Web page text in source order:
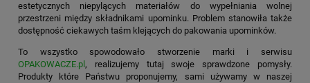
estetycznych niepylących materiałów do wypełniania wolnej
przestrzeni między składnikami upominku. Problem stanowiła także
dostępność ciekawych taśm klejących do pakowania upominków.
To wszystko spowodowało stworzenie marki i serwisu
OPAKOWACZE.pl , realizujemy tutaj swoje sprawdzone pomysły.
Produkty które Państwu proponujemy, sami używamy w naszej